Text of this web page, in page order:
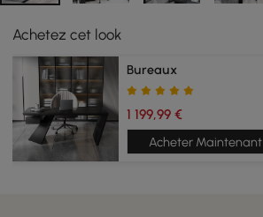
Achetez cet look
Bureaux
1 199,99 €
Acheter Maintenant